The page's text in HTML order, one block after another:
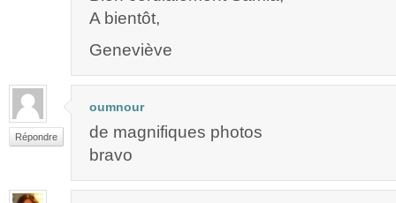
A bientôt,
Geneviève
Répondre
oumnour
de magnifiques photos
bravo